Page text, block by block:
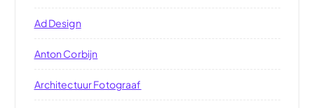
Ad Design
Anton Corbijn
Architectuur Fotograaf